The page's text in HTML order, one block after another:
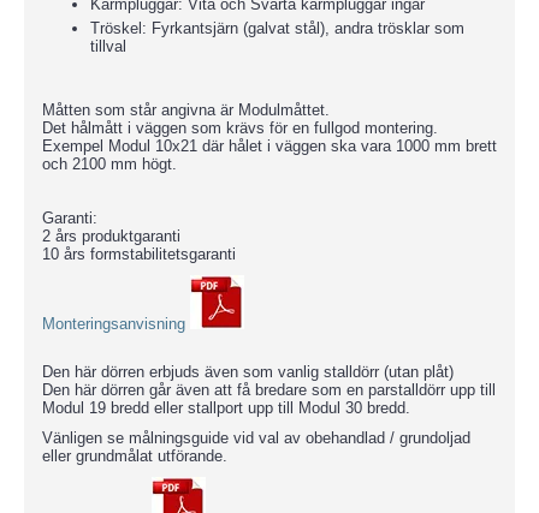
Karmpluggar: Vita och Svarta karmpluggar ingår
Tröskel: Fyrkantsjärn (galvat stål), andra trösklar som
tillval
Måtten som står angivna är Modulmåttet.
Det hålmått i väggen som krävs för en fullgod montering.
Exempel Modul 10x21 där hålet i väggen ska vara 1000 mm brett
och 2100 mm högt.
Garanti:
2 års produktgaranti
10 års formstabilitetsgaranti
Monteringsanvisning
Den här dörren erbjuds även som vanlig stalldörr (utan plåt)
Den här dörren går även att få bredare som en parstalldörr upp till
Modul 19 bredd eller stallport upp till Modul 30 bredd.
Vänligen se målningsguide vid val av obehandlad / grundoljad
eller grundmålat utförande.